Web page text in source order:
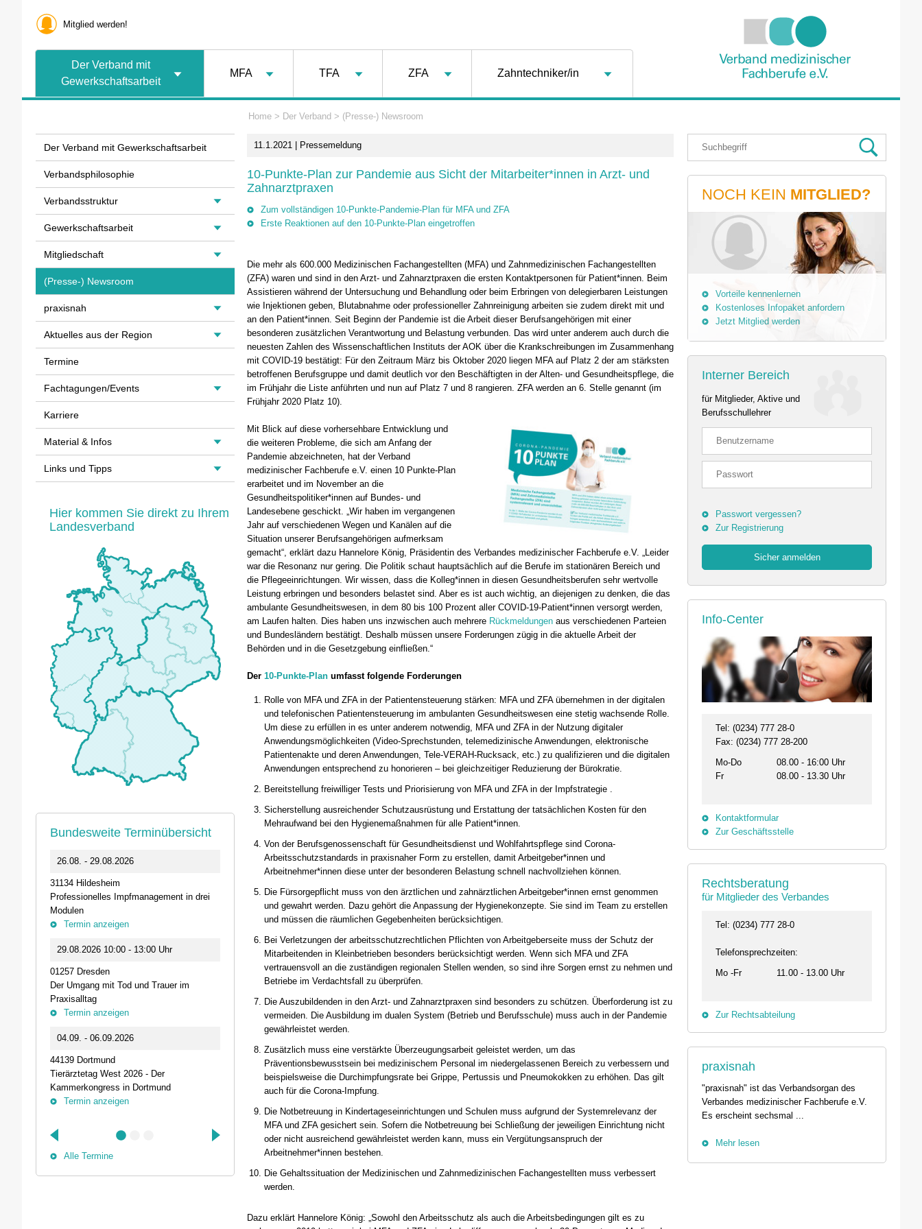
Mitglied werden!
Der Verband mit
Gewerkschaftsarbeit
MFA TFA ZFA Zahntechniker/in
Home > Der Verband > (Presse-) Newsroom
11.1.2021 | Pressemeldung
10-Punkte-Plan zur Pandemie aus Sicht der Mitarbeiter*innen in Arzt- und
Zahnarztpraxen
Zum vollständigen 10-Punkte-Pandemie-Plan für MFA und ZFA
Erste Reaktionen auf den 10-Punkte-Plan eingetroffen
Die mehr als 600.000 Medizinischen Fachangestellten (MFA) und Zahnmedizinischen Fachangestellten
(ZFA) waren und sind in den Arzt- und Zahnarztpraxen die ersten Kontaktpersonen für Patient*innen. Beim
Assistieren während der Untersuchung und Behandlung oder beim Erbringen von delegierbaren Leistungen
wie Injektionen geben, Blutabnahme oder professioneller Zahnreinigung arbeiten sie zudem direkt mit und
an den Patient*innen. Seit Beginn der Pandemie ist die Arbeit dieser Berufsangehörigen mit einer
besonderen zusätzlichen Verantwortung und Belastung verbunden. Das wird unter anderem auch durch die
neuesten Zahlen des Wissenschaftlichen Instituts der AOK über die Krankschreibungen im Zusammenhang
mit COVID-19 bestätigt: Für den Zeitraum März bis Oktober 2020 liegen MFA auf Platz 2 der am stärksten
betroffenen Berufsgruppe und damit deutlich vor den Beschäftigten in der Alten- und Gesundheitspflege, die
im Frühjahr die Liste anführten und nun auf Platz 7 und 8 rangieren. ZFA werden an 6. Stelle genannt (im
Frühjahr 2020 Platz 10).
Mit Blick auf diese vorhersehbare Entwicklung und
die weiteren Probleme, die sich am Anfang der
Pandemie abzeichneten, hat der Verband
medizinischer Fachberufe e.V. einen 10 Punkte-Plan
erarbeitet und im November an die
Gesundheitspolitiker*innen auf Bundes- und
Landesebene geschickt. „Wir haben im vergangenen
Jahr auf verschiedenen Wegen und Kanälen auf die
Situation unserer Berufsangehörigen aufmerksam
gemacht“, erklärt dazu Hannelore König, Präsidentin des Verbandes medizinischer Fachberufe e.V. „Leider
war die Resonanz nur gering. Die Politik schaut hauptsächlich auf die Berufe im stationären Bereich und
die Pflegeeinrichtungen. Wir wissen, dass die Kolleg*innen in diesen Gesundheitsberufen sehr wertvolle
Leistung erbringen und besonders belastet sind. Aber es ist auch wichtig, an diejenigen zu denken, die das
ambulante Gesundheitswesen, in dem 80 bis 100 Prozent aller COVID-19-Patient*innen versorgt werden,
am Laufen halten. Dies haben uns inzwischen auch mehrere Rückmeldungen aus verschiedenen Parteien
und Bundesländern bestätigt. Deshalb müssen unsere Forderungen zügig in die aktuelle Arbeit der
Behörden und in die Gesetzgebung einfließen.“
Der 10-Punkte-Plan umfasst folgende Forderungen
Rolle von MFA und ZFA in der Patientensteuerung stärken: MFA und ZFA übernehmen in der digitalen
und telefonischen Patientensteuerung im ambulanten Gesundheitswesen eine stetig wachsende Rolle.
Um diese zu erfüllen in es unter anderem notwendig, MFA und ZFA in der Nutzung digitaler
Anwendungsmöglichkeiten (Video-Sprechstunden, telemedizinische Anwendungen, elektronische
Patientenakte und deren Anwendungen, Tele-VERAH-Rucksack, etc.) zu qualifizieren und die digitalen
Anwendungen entsprechend zu honorieren – bei gleichzeitiger Reduzierung der Bürokratie.
Bereitstellung freiwilliger Tests und Priorisierung von MFA und ZFA in der Impfstrategie .
Sicherstellung ausreichender Schutzausrüstung und Erstattung der tatsächlichen Kosten für den
Mehraufwand bei den Hygienemaßnahmen für alle Patient*innen.
Von der Berufsgenossenschaft für Gesundheitsdienst und Wohlfahrtspflege sind Corona-
Arbeitsschutzstandards in praxisnaher Form zu erstellen, damit Arbeitgeber*innen und
Arbeitnehmer*innen diese unter der besonderen Belastung schnell nachvollziehen können.
Die Fürsorgepflicht muss von den ärztlichen und zahnärztlichen Arbeitgeber*innen ernst genommen
und gewahrt werden. Dazu gehört die Anpassung der Hygienekonzepte. Sie sind im Team zu erstellen
und müssen die räumlichen Gegebenheiten berücksichtigen.
Bei Verletzungen der arbeitsschutzrechtlichen Pflichten von Arbeitgeberseite muss der Schutz der
Mitarbeitenden in Kleinbetrieben besonders berücksichtigt werden. Wenn sich MFA und ZFA
vertrauensvoll an die zuständigen regionalen Stellen wenden, so sind ihre Sorgen ernst zu nehmen und
Betriebe im Verdachtsfall zu überprüfen.
Die Auszubildenden in den Arzt- und Zahnarztpraxen sind besonders zu schützen. Überforderung ist zu
vermeiden. Die Ausbildung im dualen System (Betrieb und Berufsschule) muss auch in der Pandemie
gewährleistet werden.
Zusätzlich muss eine verstärkte Überzeugungsarbeit geleistet werden, um das
Präventionsbewusstsein bei medizinischem Personal im niedergelassenen Bereich zu verbessern und
beispielsweise die Durchimpfungsrate bei Grippe, Pertussis und Pneumokokken zu erhöhen. Das gilt
auch für die Corona-Impfung.
Die Notbetreuung in Kindertageseinrichtungen und Schulen muss aufgrund der Systemrelevanz der
MFA und ZFA gesichert sein. Sofern die Notbetreuung bei Schließung der jeweiligen Einrichtung nicht
oder nicht ausreichend gewährleistet werden kann, muss ein Vergütungsanspruch der
Arbeitnehmer*innen bestehen.
Die Gehaltssituation der Medizinischen und Zahnmedizinischen Fachangestellten muss verbessert
werden.
Dazu erklärt Hannelore König: „Sowohl den Arbeitsschutz als auch die Arbeitsbedingungen gilt es zu
NOCH KEIN MITGLIED?
Vorteile kennenlernen
Kostenloses Infopaket anfordern
Jetzt Mitglied werden
Interner Bereich
für Mitglieder, Aktive und
Berufsschullehrer
Passwort vergessen?
Zur Registrierung
Info-Center
Tel: (0234) 777 28-0
Fax: (0234) 777 28-200
Mo-Do
08.00 - 16:00 Uhr
Fr
08.00 - 13.30 Uhr
Kontaktformular
Zur Geschäftsstelle
Rechtsberatung
für Mitglieder des Verbandes
Tel: (0234) 777 28-0
Telefonsprechzeiten:
Mo -Fr
11.00 - 13.00 Uhr
Zur Rechtsabteilung
praxisnah
"praxisnah" ist das Verbandsorgan des
Verbandes medizinischer Fachberufe e.V.
Es erscheint sechsmal ...
Mehr lesen
Der Verband mit Gewerkschaftsarbeit
Verbandsphilosophie
Verbandsstruktur
Gewerkschaftsarbeit
Mitgliedschaft
(Presse-) Newsroom
praxisnah
Aktuelles aus der Region
Termine
Fachtagungen/Events
Karriere
Material & Infos
Links und Tipps
Hier kommen Sie direkt zu Ihrem
Landesverband
Bundesweite Terminübersicht
26.08. - 29.08.2026
31134 Hildesheim
Professionelles Impfmanagement in drei
Modulen
Termin anzeigen
29.08.2026 10:00 - 13:00 Uhr
01257 Dresden
Der Umgang mit Tod und Trauer im
Praxisalltag
Termin anzeigen
04.09. - 06.09.2026
44139 Dortmund
Tierärztetag West 2026 - Der
Kammerkongress in Dortmund
Termin anzeigen
11.09.2026 19:00 Uhr
Stammtisch der Bezirksstelle Kleve/Wesel
Termin anzeigen
23.09.2026 15:00 - 16:30 Uhr
Live-Online Seminar
IQN: Neue Impulse für den Praxisalltag:
Fehler passieren – Umgang mit Fehlern
und die Bedeutung von CIRS-NRW
Termin anzeigen
74405 Gaildorf
Kleine Pausen – Große Wirkung
Somatische Regulation für
Termin anzeigen
16.10. 12:00 Uhr - 17.10.2026 15:30
Uhr
70629 Stuttgart
infotage FACHDENTAL Stuttgart
Termin anzeigen
28.10. - 31.10.2026
12057 Berlin
Termin anzeigen
26.08. - 29.08.2026
31134 Hildesheim
Professionelles Impfmanagement in drei
Modulen
Termin anzeigen
29.08.2026 10:00 - 13:00 Uhr
01257 Dresden
Praxisalltag
Termin anzeigen
44139 Dortmund
Tierärztetag West 2026 - Der
Kammerkongress in Dortmund
Termin anzeigen
11.09.2026 19:00
IQN: Neue Impulse
Somatische
herausfordernde
Alle Termine